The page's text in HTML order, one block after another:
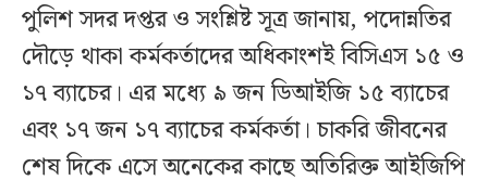
পুলিশ সদর দপ্তর ও সংশ্লিষ্ট সূত্র জানায়, পদোন্নতির
দৌড়ে থাকা কর্মকর্তাদের অধিকাংশই বিসিএস ১৫ ও
১৭ ব্যাচের। এর মধ্যে ৯ জন ডিআইজি ১৫ ব্যাচের
এবং ১৭ জন ১৭ ব্যাচের কর্মকর্তা। চাকরি জীবনের
শেষ দিকে এসে অনেকের কাছে অতিরিক্ত আইজিপি